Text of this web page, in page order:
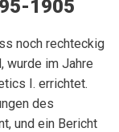
1905
noch rechteckig
wurde im Jahre
I. errichtet.
des
und ein Bericht